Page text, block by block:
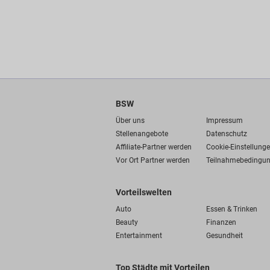
BSW
Über uns
Impressum
Stellenangebote
Datenschutz
Affiliate-Partner werden
Cookie-
Vor Ort Partner werden
Vorteilswelten
Auto
Essen & Trinken
Beauty
Finanzen
Entertainment
Gesundheit
Top Städte mit Vorteilen